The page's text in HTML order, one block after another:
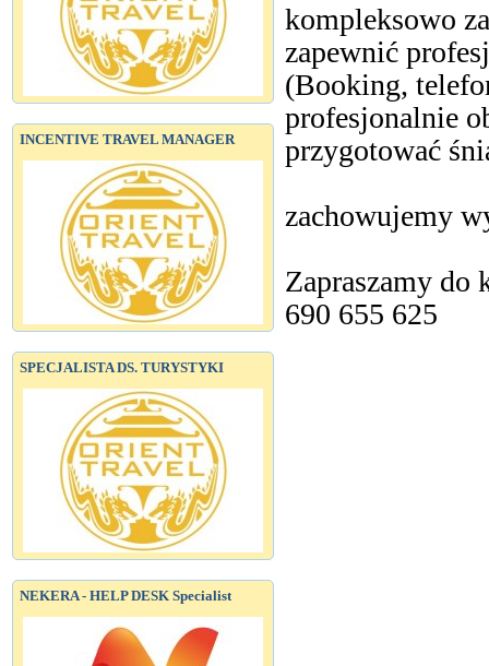
INCENTIVE TRAVEL MANAGER
SPECJALISTA DS. TURYSTYKI
NEKERA - HELP DESK Specialist
kompleksowo
zapewnić
(Booking,
profesjonalnie
przygotować
zachowujemy
Zapraszamy do
690 655 625